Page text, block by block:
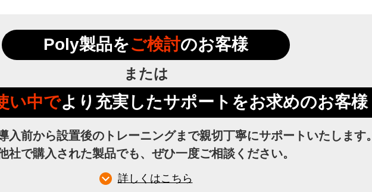
Poly製品をご検討のお客様
または
い中でより充実したサポートをお求めのお客様
入前から設置後のトレーニングまで親切丁寧にサポートいたします。
社で購入された製品でも、ぜひ一度ご相談ください。
詳しくはこちら